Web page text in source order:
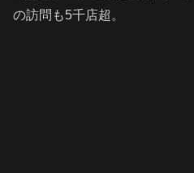
の訪問も5千店超。